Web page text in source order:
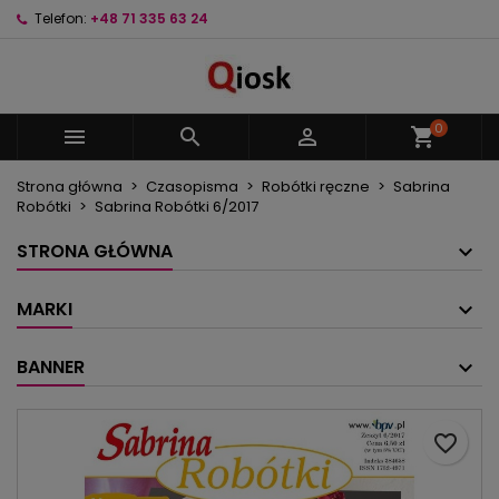
Telefon: +48 71 335 63 24
   shopping_cart0
Strona główna Czasopisma Robótki ręczne
Sabrina
Robótki
Sabrina Robótki 6/2017
STRONA GŁÓWNA
MARKI
BANNER
favorite_border
Nazwa listy życzeń
Anuluj
Musisz być zalogowany by zapisać produkty na
swojej liście życzeń.
Anuluj Zaloguj się